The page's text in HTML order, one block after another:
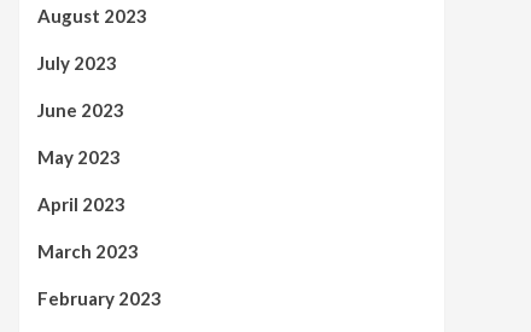
August 2023
July 2023
June 2023
May 2023
April 2023
March 2023
February 2023